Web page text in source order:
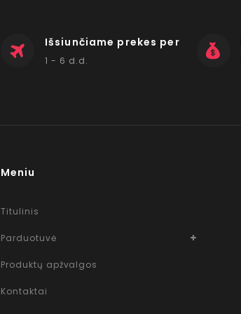
Išsiunčiame prekes per
1 - 6 d.d.
Meniu
Titulinis
Parduotuvė
Produktų apžvalgos
Kontaktai